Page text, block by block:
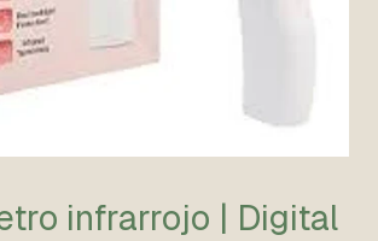
infrarrojo | Digital